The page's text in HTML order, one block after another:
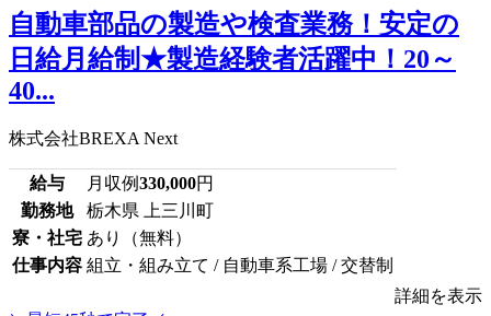
自動車部品の製造や検査業務！安定の
日給月給制★製造経験者活躍中！20～
40...
株式会社BREXA Next
給与 月収例330,000円
勤務地
栃木県 上三川町
寮・社宅 あり（無料）
仕事内容 組立・組み立て / 自動車系工場 / 交替制
詳細を表示